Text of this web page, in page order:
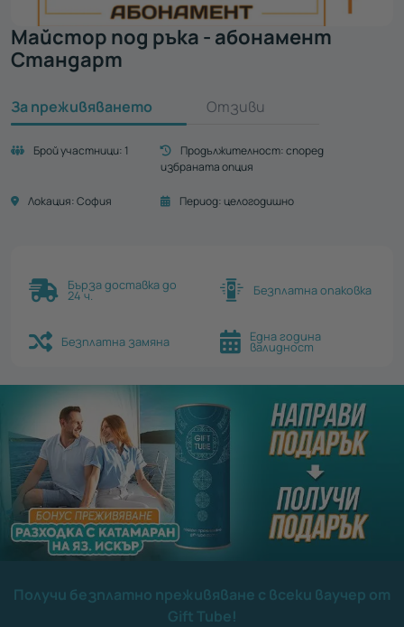
Майстор под ръка - абонамент
Стандарт
За преживяването Отзиви
Брой участници: 1 Продължителност:според
избраната опция
Локация:София Период:целогодишно
Бърза доставка до
24 ч. Безплатна опаковка
Безплатна замяна Една година
валидност
Получи безплатно преживяване с всеки ваучер от
Gift Tube!